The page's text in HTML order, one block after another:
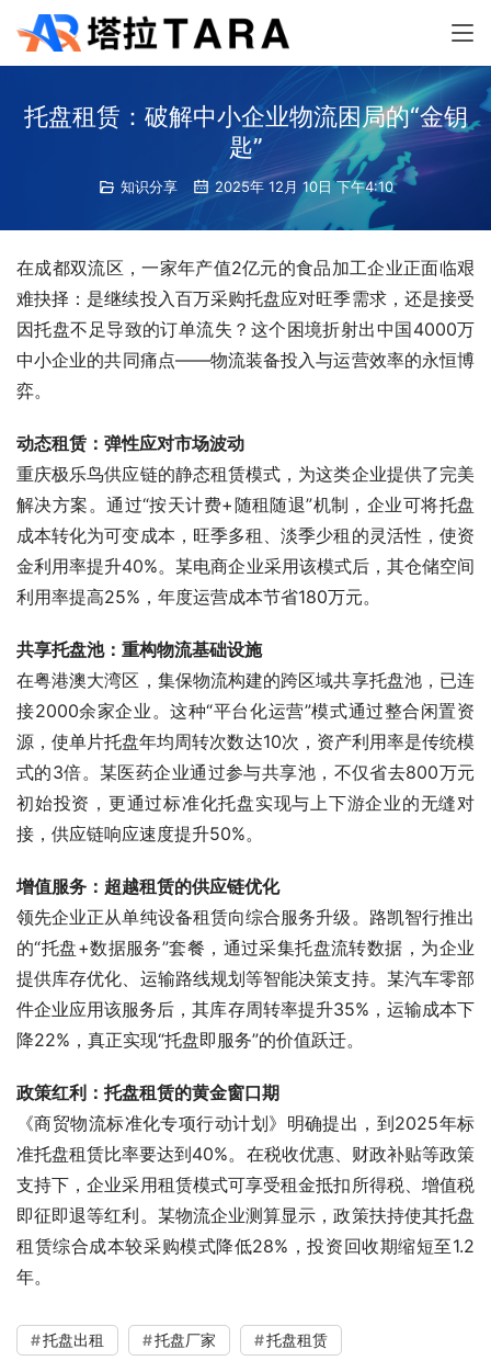
托盘租赁：破解中小企业物流困局的“金钥
匙”
知识分享 2025年 12月 10日 下午4:10
在成都双流区，一家年产值2亿元的食品加工企业正面临艰
难抉择：是继续投入百万采购托盘应对旺季需求，还是接受
因托盘不足导致的订单流失？这个困境折射出中国4000万
中小企业的共同痛点——物流装备投入与运营效率的永恒博
弈。
动态租赁：弹性应对市场波动
重庆极乐鸟供应链的静态租赁模式，为这类企业提供了完美
解决方案。通过“按天计费+随租随退”机制，企业可将托盘
成本转化为可变成本，旺季多租、淡季少租的灵活性，使资
金利用率提升40%。某电商企业采用该模式后，其仓储空间
利用率提高25%，年度运营成本节省180万元。
共享托盘池：重构物流基础设施
在粤港澳大湾区，集保物流构建的跨区域共享托盘池，已连
接2000余家企业。这种“平台化运营”模式通过整合闲置资
源，使单片托盘年均周转次数达10次，资产利用率是传统模
式的3倍。某医药企业通过参与共享池，不仅省去800万元
初始投资，更通过标准化托盘实现与上下游企业的无缝对
接，供应链响应速度提升50%。
增值服务：超越租赁的供应链优化
领先企业正从单纯设备租赁向综合服务升级。路凯智行推出
的“托盘+数据服务”套餐，通过采集托盘流转数据，为企业
提供库存优化、运输路线规划等智能决策支持。某汽车零部
件企业应用该服务后，其库存周转率提升35%，运输成本下
降22%，真正实现“托盘即服务”的价值跃迁。
政策红利：托盘租赁的黄金窗口期
《商贸物流标准化专项行动计划》明确提出，到2025年标
准托盘租赁比率要达到40%。在税收优惠、财政补贴等政策
支持下，企业采用租赁模式可享受租金抵扣所得税、增值税
即征即退等红利。某物流企业测算显示，政策扶持使其托盘
租赁综合成本较采购模式降低28%，投资回收期缩短至1.2
年。
托盘出租 托盘厂家 托盘租赁